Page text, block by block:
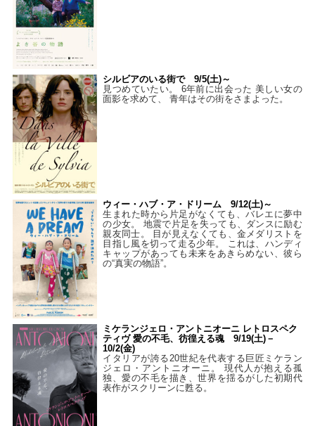
シルビアのいる街で 9/5(土)～
見つめていたい。 6年前に出会った 美しい女の
面影を求めて、 青年はその街をさまよった。
ウィー・ハブ・ア・ドリーム 9/12(土)～
生まれた時から片足がなくても、バレエに夢中
の少女。 地震で片足を失っても、ダンスに励む
親友同士。 目が見えなくても、金メダリストを
目指し風を切って走る少年。 これは、ハンディ
キャップがあっても未来をあきらめない、彼ら
の“真実の物語”。
ミケランジェロ・アントニオーニ レトロスペク
ティヴ 愛の不毛、彷徨える魂 9/19(土)－
10/2(金)
イタリアが誇る20世紀を代表する巨匠ミケラン
ジェロ・アントニオーニ。 現代人が抱える孤
独、愛の不毛を描き、世界を揺るがした初期代
表作がスクリーンに甦る。